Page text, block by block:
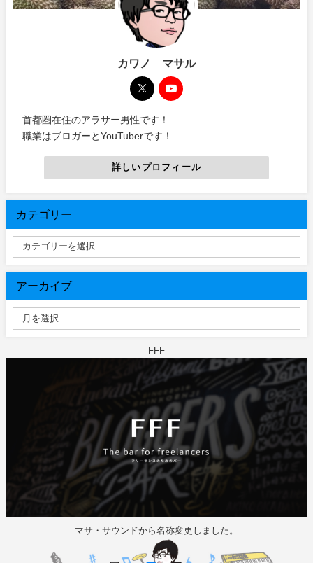
カワノ マサル
首都圏在住のアラサー男性です！
職業はブロガーとYouTuberです！
詳しいプロフィール
カテゴリー
アーカイブ
FFF
マサ・サウンドから名称変更しました。